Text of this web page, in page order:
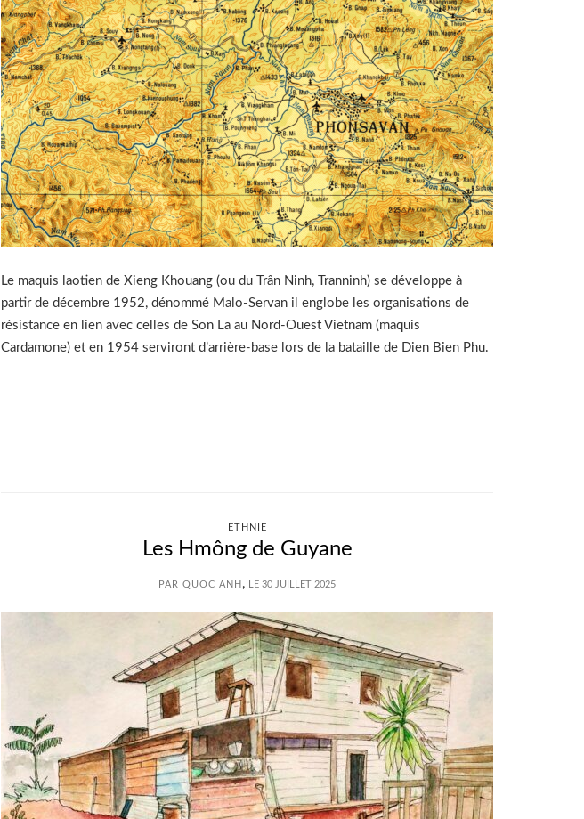
Le maquis laotien de Xieng Khouang (ou du Trân Ninh, Tranninh) se développe à
partir de décembre 1952, dénommé Malo-Servan il englobe les organisations de
résistance en lien avec celles de Son La au Nord-Ouest Vietnam (maquis
Cardamone) et en 1954 serviront d’arrière-base lors de la bataille de Dien Bien Phu.
ETHNIE
Les Hmông de Guyane
PAR QUOC ANH , LE 30 JUILLET 2025